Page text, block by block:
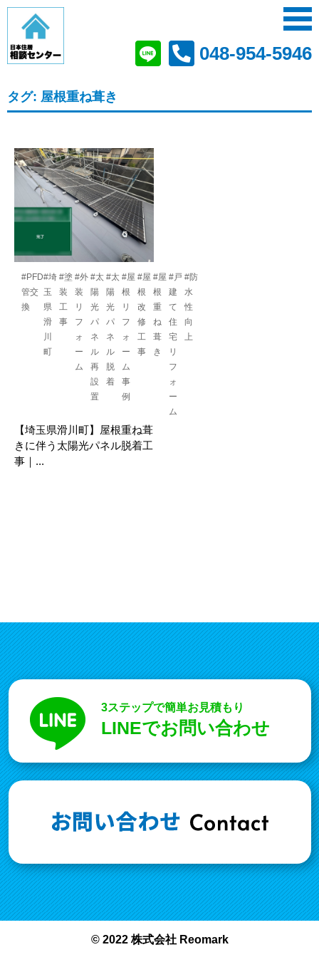
048-954-5946
タグ: 屋根重ね葺き
#PFD
管交
換
#埼
玉
県
滑
川
町
#塗
装
工
事
#外
装
リ
フ
ォ
ー
ム
#太
陽
光
パ
ネ
ル
再
設
置
#太
陽
光
パ
ネ
ル
脱
着
#屋
根
リ
フ
ォ
ー
ム
事
例
#屋
根
改
修
工
事
#屋
根
重
ね
葺
き
#戸
建
て
住
宅
リ
フ
ォ
ー
ム
#防
水
性
向
上
【埼玉県滑川町】屋根重ね葺
きに伴う太陽光パネル脱着工
事｜...
3ステップで簡単お見積もり
LINEでお問い合わせ
© 2022 株式会社 Reomark